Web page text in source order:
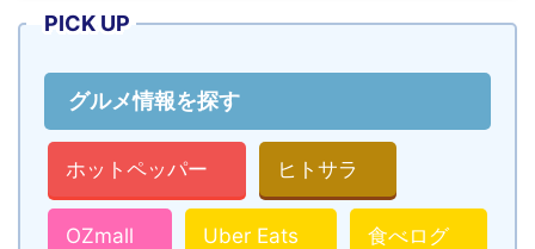
PICK UP
グルメ情報を探す
ホットペッパー ヒトサラ
OZmall Uber Eats 食べログ